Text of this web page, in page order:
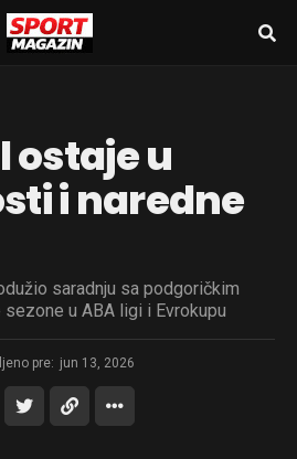
ostaje u
i naredne
saradnju sa podgoričkim
u ABA ligi i Evrokupu
pre: jun 13, 2026